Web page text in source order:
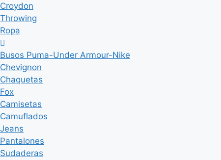
Croydon
Throwing
Ropa
Busos Puma-Under Armour-Nike
Chevignon
Chaquetas
Fox
Camisetas
Camuflados
Jeans
Pantalones
Sudaderas